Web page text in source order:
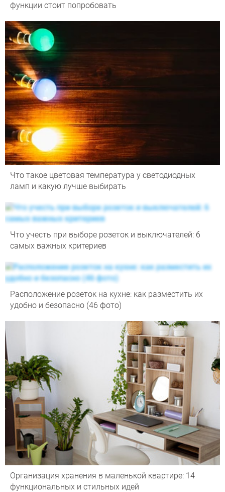
функции стоит попробовать
Что такое цветовая температура у светодиодных
ламп и какую лучше выбирать
Что учесть при выборе розеток и выключателей: 6
самых важных критериев
Расположение розеток на кухне: как разместить их
удобно и безопасно (46 фото)
Организация хранения в маленькой квартире: 14
функциональных и стильных идей